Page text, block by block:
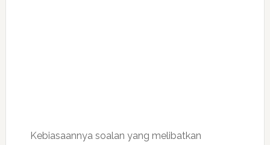
Kebiasaannya soalan yang melibatkan